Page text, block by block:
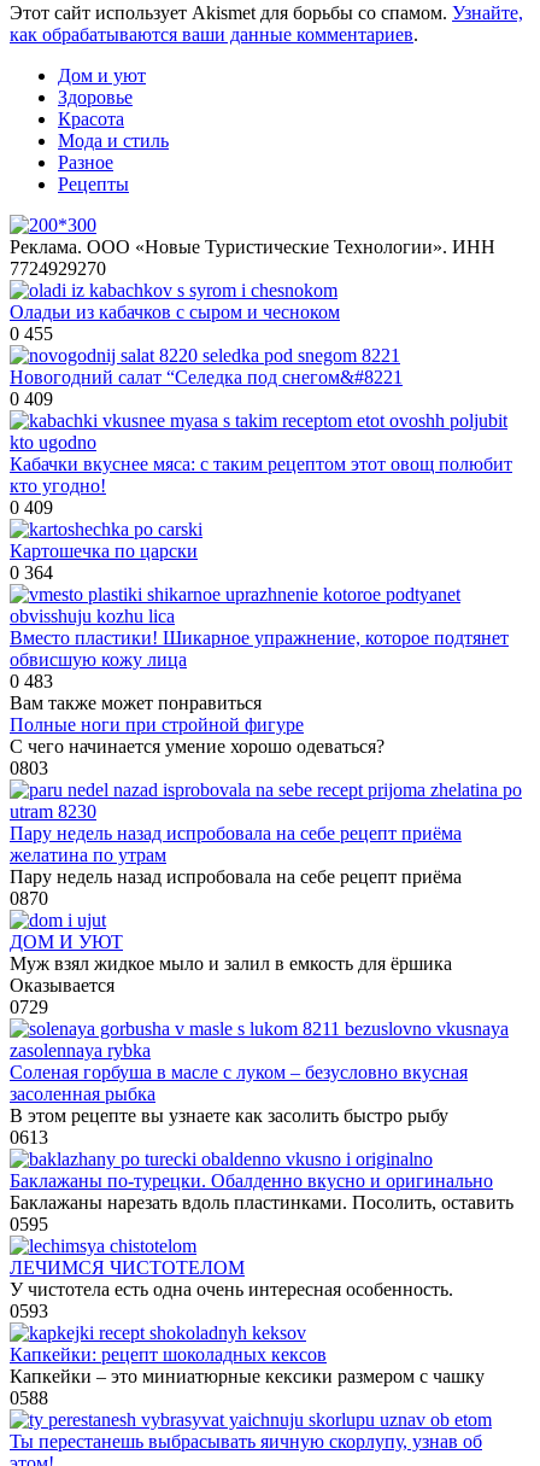
Этот сайт использует Akismet для борьбы со спамом. Узнайте,
как обрабатываются ваши данные комментариев.
Дом и уют
Здоровье
Красота
Мода и стиль
Разное
Рецепты
Реклама. ООО «Новые Туристические Технологии». ИНН
7724929270
Оладьи из кабачков с сыром и чесноком
0 455
Новогодний салат “Селедка под снегом&#8221
0 409
Кабачки вкуснее мяса: с таким рецептом этот овощ полюбит
кто угодно!
0 409
Картошечка по царски
0 364
Вместо пластики! Шикарное упражнение, которое подтянет
обвисшую кожу лица
0 483
Вам также может понравиться
Полные ноги при стройной фигуре
С чего начинается умение хорошо одеваться?
0803
Пару недель назад испробовала на себе рецепт приёма
желатина по утрам
Пару недель назад испробовала на себе рецепт приёма
0870
ДОМ И УЮТ
Муж взял жидкое мыло и залил в емкость для ёршика
Оказывается
0729
Соленая горбуша в масле с луком – безусловно вкусная
засоленная рыбка
В этом рецепте вы узнаете как засолить быстро рыбу
0613
Баклажаны по-турецки. Обалденно вкусно и оригинально
Баклажаны нарезать вдоль пластинками. Посолить, оставить
0595
ЛЕЧИМСЯ ЧИСТОТЕЛОМ
У чистотела есть одна очень интересная особенность.
0593
Капкейки: рецепт шоколадных кексов
Капкейки – это миниатюрные кексики размером с чашку
0588
Ты перестанешь выбрасывать яичную скорлупу, узнав об